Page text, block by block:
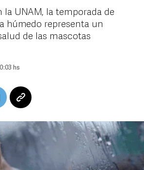
la UNAM, la temporada de
húmedo representa un
de las mascotas
hs